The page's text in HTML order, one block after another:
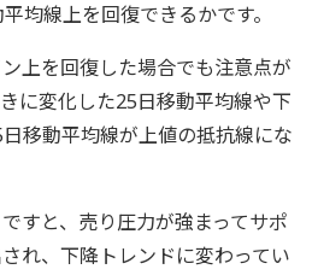
均線上を回復できるかです。
上を回復した場合でも注意点が
に変化した25日移動平均線や下
移動平均線が上値の抵抗線にな
すと、売り圧力が強まってサポ
れ、下降トレンドに変わってい